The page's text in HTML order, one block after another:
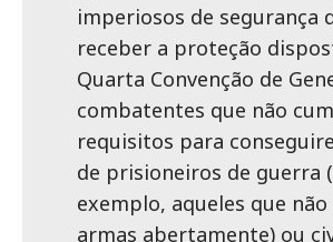
imperiosos de segurança
receber a proteção
Quarta Convenção de
combatentes que não
requisitos para
de prisioneiros de guerra
exemplo, aqueles que
armas abertamente) ou